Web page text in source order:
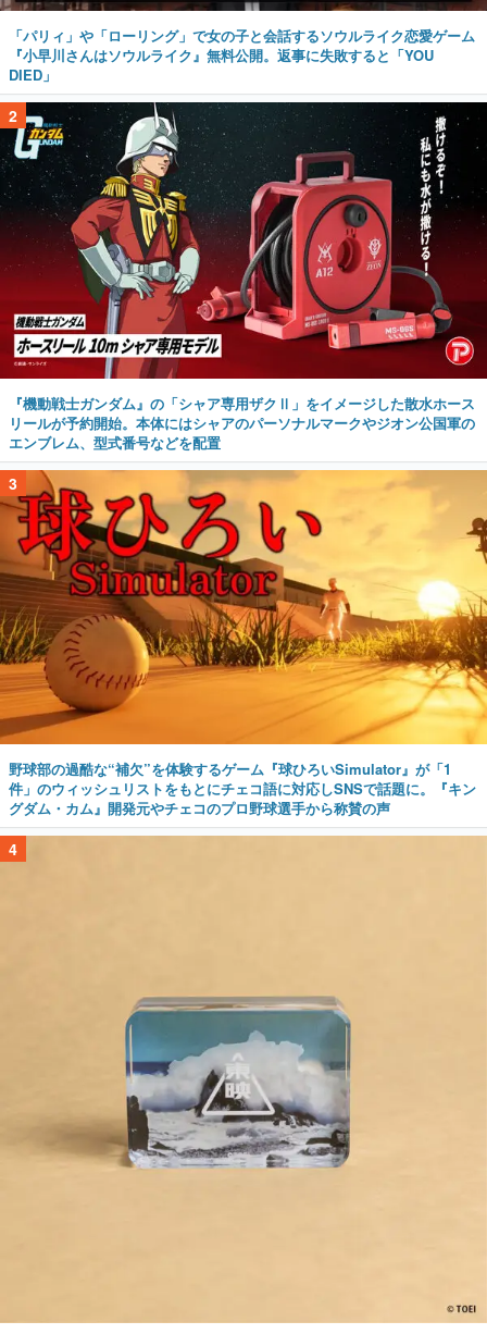
「パリィ」や「ローリング」で女の子と会話するソウルライク恋愛ゲーム
『小早川さんはソウルライク』無料公開。返事に失敗すると「YOU
DIED」
2
『機動戦士ガンダム』の「シャア専用ザクⅡ」をイメージした散水ホース
リールが予約開始。本体にはシャアのパーソナルマークやジオン公国軍の
エンブレム、型式番号などを配置
3
野球部の過酷な“補欠”を体験するゲーム『球ひろいSimulator』が「1
件」のウィッシュリストをもとにチェコ語に対応しSNSで話題に。『キン
グダム・カム』開発元やチェコのプロ野球選手から称賛の声
4